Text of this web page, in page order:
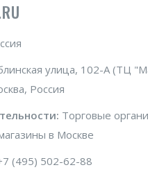
улица, 102-А (ТЦ
Россия
Торговые
в Москве
(495) 502-62-88